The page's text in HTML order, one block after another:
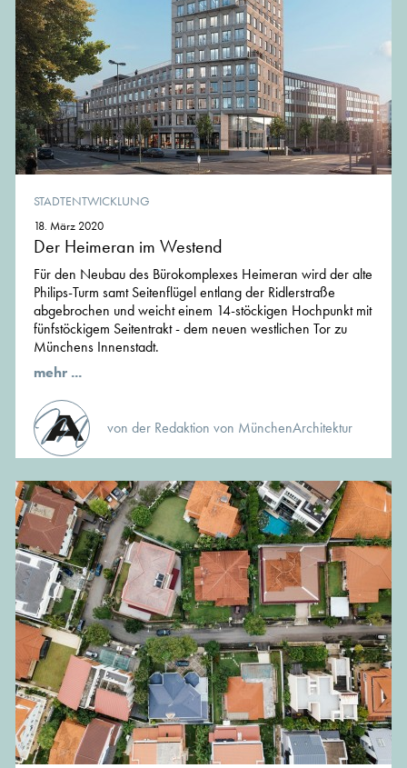
STADTENTWICKLUNG
18. März 2020
Der Heimeran im Westend
Für den Neubau des Bürokomplexes Heimeran wird der alte
Philips-Turm samt Seitenflügel entlang der Ridlerstraße
abgebrochen und weicht einem 14-stöckigen Hochpunkt mit
fünfstöckigem Seitentrakt - dem neuen westlichen Tor zu
Münchens Innenstadt.
mehr ...
von der Redaktion von MünchenArchitektur